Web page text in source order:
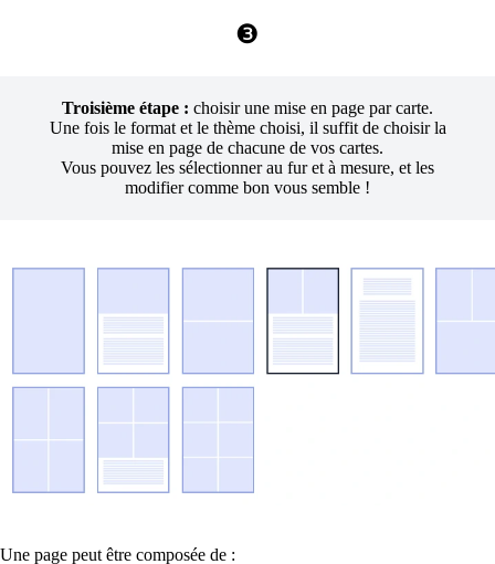
❸
Troisième étape : choisir une mise en page par carte.
Une fois le format et le thème choisi, il suffit de choisir la
mise en page de chacune de vos cartes.
Vous pouvez les sélectionner au fur et à mesure, et les
modifier comme bon vous semble !
Une page peut être composée de :